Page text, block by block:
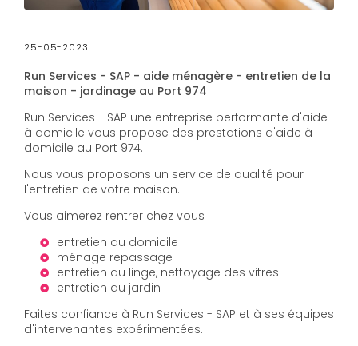
25-05-2023
Run Services - SAP - aide ménagère - entretien de la
maison - jardinage au Port 974
Run Services - SAP une entreprise performante d'aide
à domicile vous propose des prestations d'aide à
domicile au Port 974.
Nous vous proposons un service de qualité pour
l'entretien de votre maison.
Vous aimerez rentrer chez vous !
entretien du domicile
ménage repassage
entretien du linge, nettoyage des vitres
entretien du jardin
Faites confiance à Run Services - SAP et à ses équipes
d'intervenantes expérimentées.